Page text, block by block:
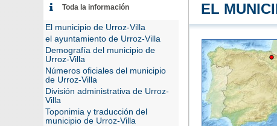
EL
Toda la información
El municipio de Urroz-Villa
el ayuntamiento de Urroz-Villa
Demografía del municipio de
Urroz-Villa
Números oficiales del municipio
de Urroz-Villa
División administrativa de Urroz-
Villa
Toponimia y traducción del
municipio de Urroz-Villa